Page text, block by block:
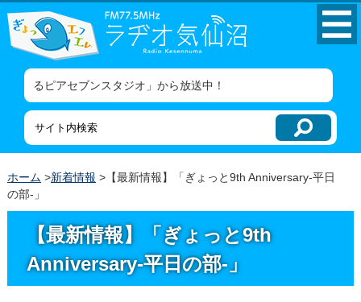
メニューにジャンプ
コンテンツにジャンプ
るピアセブンスタジオ」から放送中！
ホーム >新着情報 >【最新情報】「ぎょっと9th Anniversary-平日
の部-」
【最新情報】「ぎょっと9th
Anniversary-平日の部-」